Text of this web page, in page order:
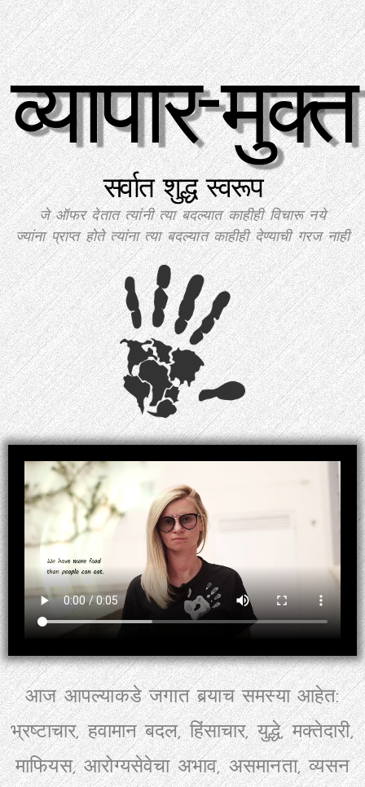
व्यापार-मुक्त
सर्वात शुद्ध स्वरूप
जे ऑफर देतात त्यांनी त्या बदल्यात काहीही विचारू नये
ज्यांना प्राप्त होते त्यांना त्या बदल्यात काहीही देण्याची गरज नाही
आज आपल्याकडे जगात बर्‍याच समस्या आहेत:
भ्रष्टाचार, हवामान बदल, हिंसाचार, युद्धे, मक्तेदारी,
माफियस, आरोग्यसेवेचा अभाव, असमानता, व्यसन